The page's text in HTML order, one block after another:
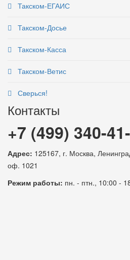
Такском-ЕГАИС
Такском-Досье
Такском-Касса
Такском-Ветис
Сверься!
Контакты
+7 (499) 340-
Адрес: 125167, г. Москва,
оф. 1021
Режим работы: пн. - птн., 10:00 -